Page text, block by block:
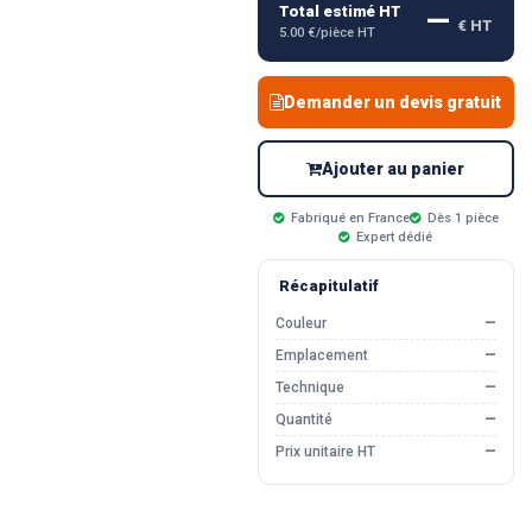
Total estimé HT
5.00 €/pièce HT — € HT
Demander un devis gratuit
Ajouter au panier
Fabriqué en France
Dès 1 pièce
Expert dédié
Récapitulatif
Couleur
—
Emplacement
—
Technique
—
Quantité
—
Prix unitaire HT
—